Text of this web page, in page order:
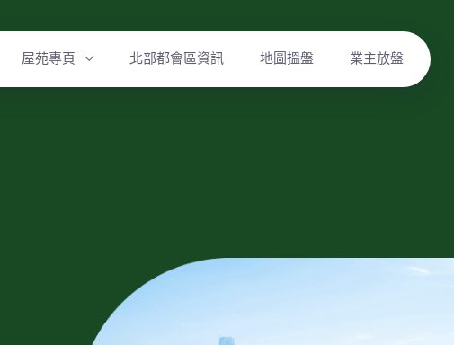
屋苑專頁 北部都會區資訊 地圖搵盤 業主放盤